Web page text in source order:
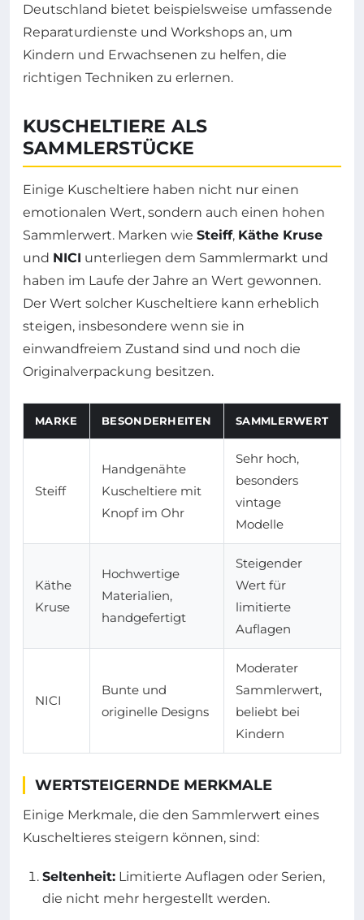
Deutschland bietet beispielsweise umfassende
Reparaturdienste und Workshops an, um
Kindern und Erwachsenen zu helfen, die
richtigen Techniken zu erlernen.
KUSCHELTIERE ALS
SAMMLERSTÜCKE
Einige Kuscheltiere haben nicht nur einen
emotionalen Wert, sondern auch einen hohen
Sammlerwert. Marken wie Steiff, Käthe Kruse
und NICI unterliegen dem Sammlermarkt und
haben im Laufe der Jahre an Wert gewonnen.
Der Wert solcher Kuscheltiere kann erheblich
steigen, insbesondere wenn sie in
einwandfreiem Zustand sind und noch die
Originalverpackung besitzen.
MARKE BESONDERHEITEN SAMMLERWERT
Steiff
Handgenähte
Kuscheltiere mit
Knopf im Ohr
Sehr hoch,
besonders
vintage
Modelle
Käthe
Kruse
Hochwertige
Materialien,
handgefertigt
Steigender
Wert für
limitierte
Auflagen
NICI
Bunte und
originelle Designs
Moderater
Sammlerwert,
beliebt bei
Kindern
WERTSTEIGERNDE MERKMALE
Einige Merkmale, die den Sammlerwert eines
Kuscheltieres steigern können, sind:
Seltenheit: Limitierte Auflagen oder Serien,
die nicht mehr hergestellt werden.